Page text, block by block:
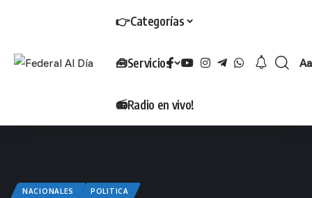
👉Categorías
🧰Servicios
📻Radio en vivo!
Aa
NACIONALES POLITICA